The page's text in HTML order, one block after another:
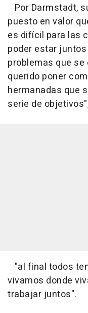
Por Darmstadt,
puesto en valor
es difícil para las
poder estar
problemas que se
querido poner
hermanadas que
serie de
"al final todos
vivamos donde
trabajar juntos".